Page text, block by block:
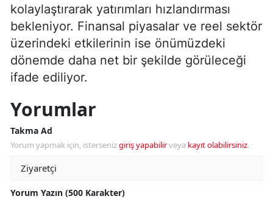
kolaylaştırarak yatırımları hızlandırması
bekleniyor. Finansal piyasalar ve reel sektör
üzerindeki etkilerinin ise önümüzdeki
dönemde daha net bir şekilde görüleceği
ifade ediliyor.
Yorumlar
Takma Ad
Yorum yapmak için, istersenizgiriş yapabilirveya kayıt olabilirsiniz.
Yorum Yazın (500 Karakter)